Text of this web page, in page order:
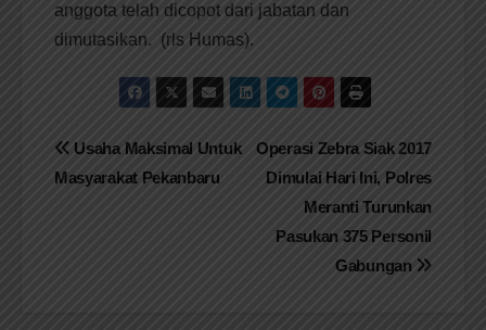
anggota telah dicopot dari jabatan dan
dimutasikan. (rls Humas).
Navigasi
pos
Operasi Zebra Siak 2017
Dimulai Hari Ini, Polres
Meranti Turunkan
Pasukan 375 Personil
Gabungan
Usaha Maksimal Untuk
Masyarakat Pekanbaru